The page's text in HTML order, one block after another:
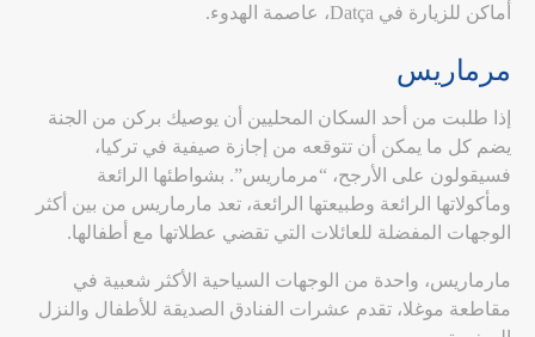
أماكن للزيارة في Datça، عاصمة الهدوء.
مرماريس
إذا طلبت من أحد السكان المحليين أن يوصيك بركن من الجنة
يضم كل ما يمكن أن تتوقعه من إجازة صيفية في تركيا،
فسيقولون على الأرجح، “مرماريس”. بشواطئها الرائعة
ومأكولاتها الرائعة وطبيعتها الرائعة، تعد مارماريس من بين أكثر
الوجهات المفضلة للعائلات التي تقضي عطلاتها مع أطفالها.
مارماريس، واحدة من الوجهات السياحية الأكثر شعبية في
مقاطعة موغلا، تقدم عشرات الفنادق الصديقة للأطفال والنزل